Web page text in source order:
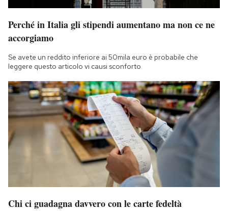
Perché in Italia gli stipendi aumentano ma non ce ne
accorgiamo
Se avete un reddito inferiore ai 50mila euro è probabile che
leggere questo articolo vi causi sconforto
Chi ci guadagna davvero con le carte fedeltà